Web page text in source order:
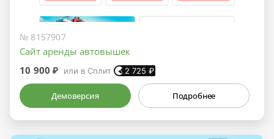
№ 8157907
Сайт аренды автовышек
10 900 ₽
или в Сплит 2 725 ₽
Демоверсия Подробнее